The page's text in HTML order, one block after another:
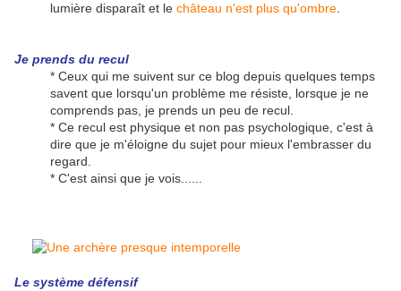
lumière disparaît et le château n'est plus qu'ombre
Je prends du recul
* Ceux qui me suivent sur ce blog depuis quelques temps
savent que lorsqu'un problème me résiste, lorsque je ne
comprends pas, je prends un peu de recul.
* Ce recul est physique et non pas psychologique, c'est à
dire que je m'éloigne du sujet pour mieux l'embrasser du
regard.
* C'est ainsi que je vois......
Le système défensif